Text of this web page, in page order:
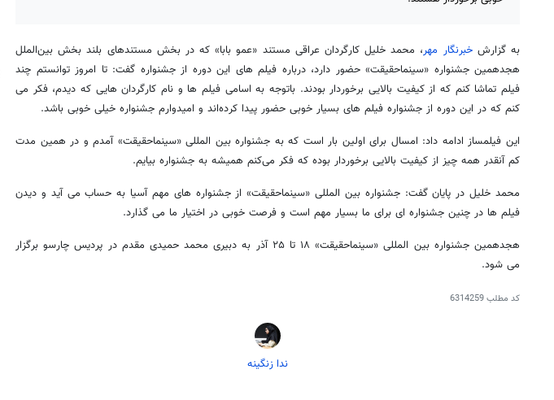
به گزارشخبرنگار مهر، محمد خلیل کارگردان عراقی مستند «عمو بابا» که در بخش مستندهای بلند بخش بین‌الملل
هجدهمین جشنواره «سینماحقیقت» حضور دارد، درباره فیلم های این دوره از جشنواره گفت: تا امروز توانستم چند
فیلم تماشا کنم که از کیفیت بالایی برخوردار بودند. باتوجه به اسامی فیلم ها و نام کارگردان هایی که دیدم، فکر می
کنم که در این دوره از جشنواره فیلم های بسیار خوبی حضور پیدا کرده‌اند و امیدوارم جشنواره خیلی خوبی باشد.
این فیلمساز ادامه داد: امسال برای اولین بار است که به جشنواره بین المللی «سینماحقیقت» آمدم و در همین مدت
کم آنقدر همه چیز از کیفیت بالایی برخوردار بوده که فکر می‌کنم همیشه به جشنواره بیایم.
محمد خلیل در پایان گفت: جشنواره بین المللی «سینماحقیقت» از جشنواره های مهم آسیا به حساب می آید و دیدن
فیلم ها در چنین جشنواره ای برای ما بسیار مهم است و فرصت خوبی در اختیار ما می گذارد.
هجدهمین جشنواره بین المللی «سینماحقیقت» ۱۸ تا ۲۵ آذر به دبیری محمد حمیدی مقدم در پردیس چارسو برگزار
می شود.
کد مطلب6314259
ندا زنگینه